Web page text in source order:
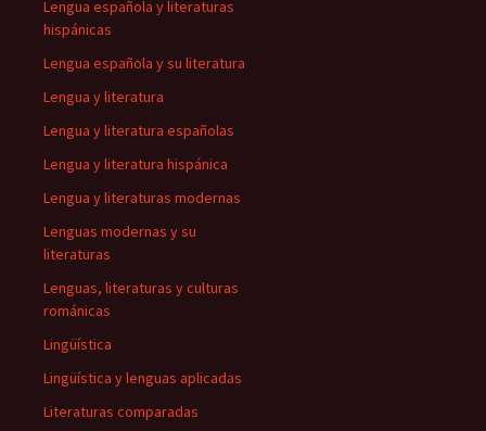
Lengua española y literaturas
hispánicas
Lengua española y su literatura
Lengua y literatura
Lengua y literatura españolas
Lengua y literatura hispánica
Lengua y literaturas modernas
Lenguas modernas y su
literaturas
Lenguas, literaturas y culturas
románicas
Lingüística
Lingüística y lenguas aplicadas
Literaturas comparadas